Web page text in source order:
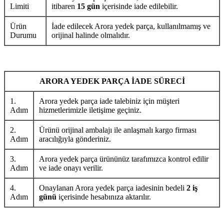
Limiti
itibaren 15 gün içerisinde iade edilebilir.
Ürün
Durumu
İade edilecek Arora yedek parça, kullanılmamış ve
orijinal halinde olmalıdır.
ARORA YEDEK PARÇA İADE SÜRECİ
1.
Adım
Arora yedek parça iade talebiniz için müşteri
hizmetlerimizle iletişime geçiniz.
2.
Adım
Ürünü orijinal ambalajı ile anlaşmalı kargo firması
aracılığıyla gönderiniz.
3.
Adım
Arora yedek parça ürününüz tarafımızca kontrol edilir
ve iade onayı verilir.
4.
Adım
Onaylanan Arora yedek parça iadesinin bedeli 2 iş
günü içerisinde hesabınıza aktarılır.